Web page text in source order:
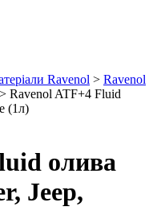
Ravenol > Ravenol
> Ravenol ATF+4 Fluid
(1л)
олива
Jeep,